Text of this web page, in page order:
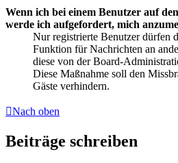
Wenn ich bei einem Benutzer auf
werde ich aufgefordert, mich
Nur registrierte Benutzer dürfen
Funktion für Nachrichten an
diese von der Board-
Diese Maßnahme soll den
Gäste verhindern.
Nach oben
Beiträge schreiben